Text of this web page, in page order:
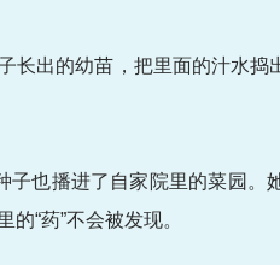
出的幼苗，把里面的汁水捣
也播进了自家院里的菜园。
“药”不会被发现。